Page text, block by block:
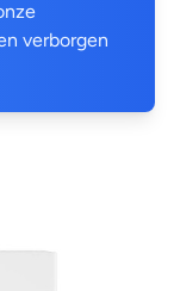
verborgen